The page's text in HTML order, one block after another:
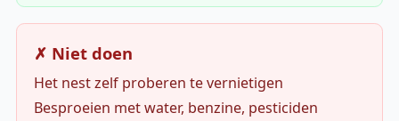
✗ Niet doen
Het nest zelf proberen te vernietigen
Besproeien met water, benzine, pesticiden